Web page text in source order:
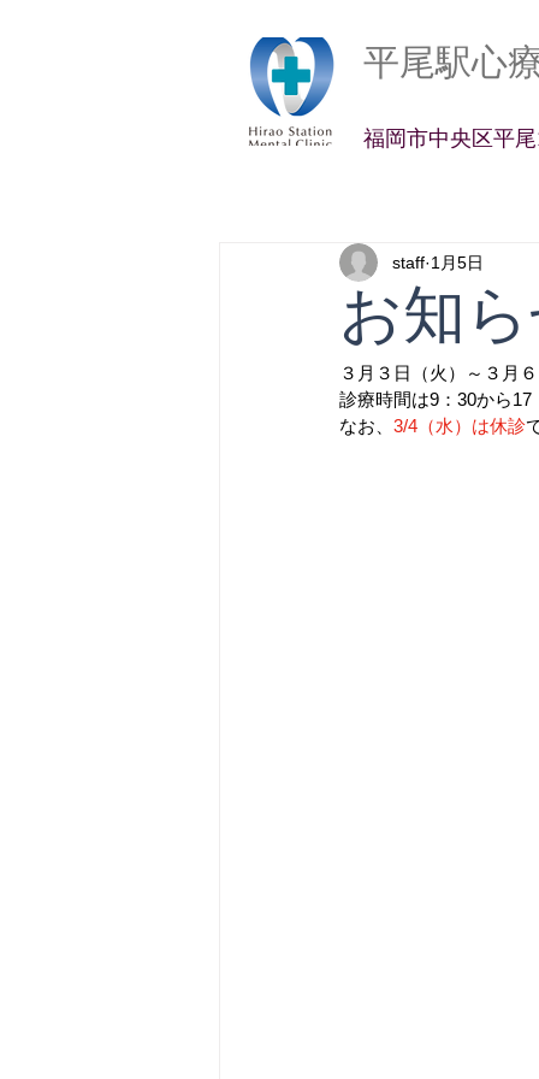
平尾駅心
福岡市中央区平
お知
staff 1月5日
３月３日（火）～３月
診療時間は9：30から17
なお、 3/4（水）は休診